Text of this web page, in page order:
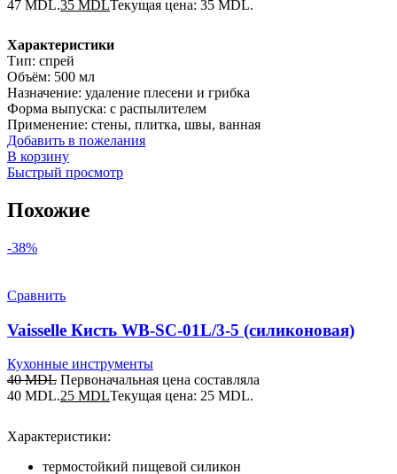
47 MDL.35 MDLТекущая цена: 35 MDL.
Характеристики
Тип: спрей
Объём: 500 мл
Назначение: удаление плесени и грибка
Форма выпуска: с распылителем
Применение: стены, плитка, швы, ванная
Добавить в пожелания
В корзину
Быстрый просмотр
Похожие
-38%
Сравнить
Vaisselle Кисть WB-SC-01L/3-5 (силиконовая)
Кухонные инструменты
40MDL Первоначальная цена составляла
40 MDL.25 MDLТекущая цена: 25 MDL.
Характеристики:
термостойкий пищевой силикон